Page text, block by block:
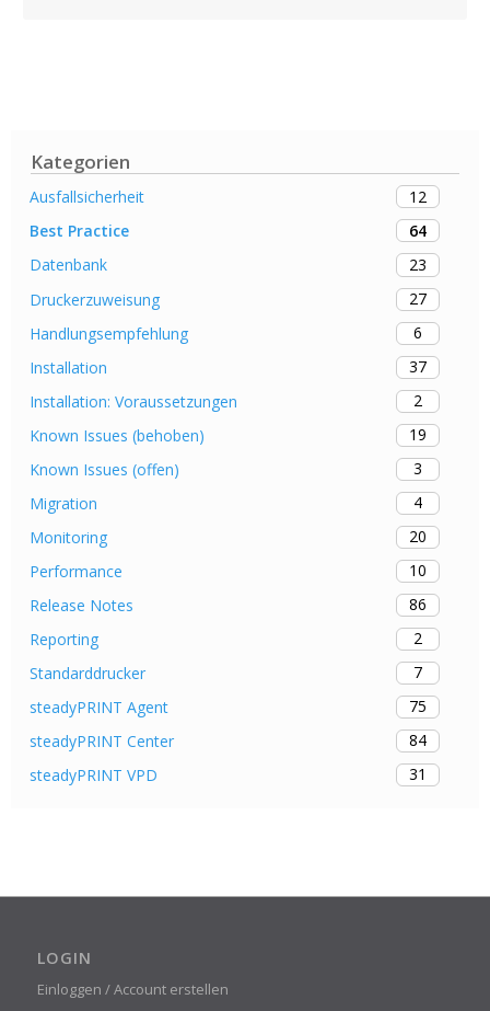
Kategorien
Ausfallsicherheit
12
Best Practice
64
Datenbank
23
Druckerzuweisung
27
Handlungsempfehlung
6
Installation
37
Installation: Voraussetzungen
2
Known Issues (behoben)
19
Known Issues (offen)
3
Migration
4
Monitoring
20
Performance
10
Release Notes
86
Reporting
2
Standarddrucker
7
steadyPRINT Agent
75
steadyPRINT Center
84
steadyPRINT VPD
31
LOGIN
Einloggen / Account erstellen